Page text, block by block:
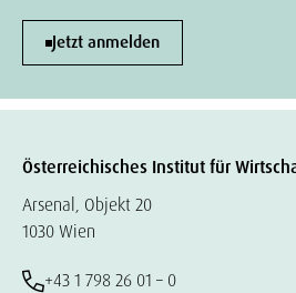
Jetzt anmelden
Österreichisches Institut für
Arsenal, Objekt 20
1030 Wien
+43 1 798 26 01 – 0